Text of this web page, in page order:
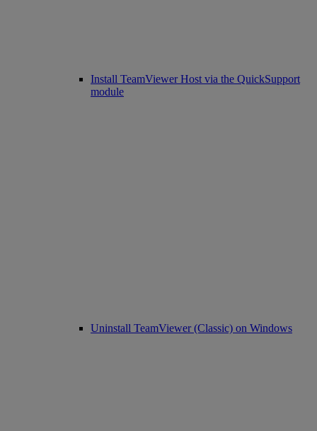
Install TeamViewer Host via the QuickSupport
module
Uninstall TeamViewer (Classic) on Windows